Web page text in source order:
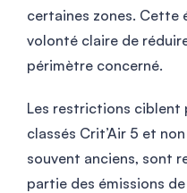
certaines zones. Cette
volonté claire de
périmètre concerné.
Les restrictions ciblent
classés Crit’Air 5 et
souvent anciens, sont
partie des émissions